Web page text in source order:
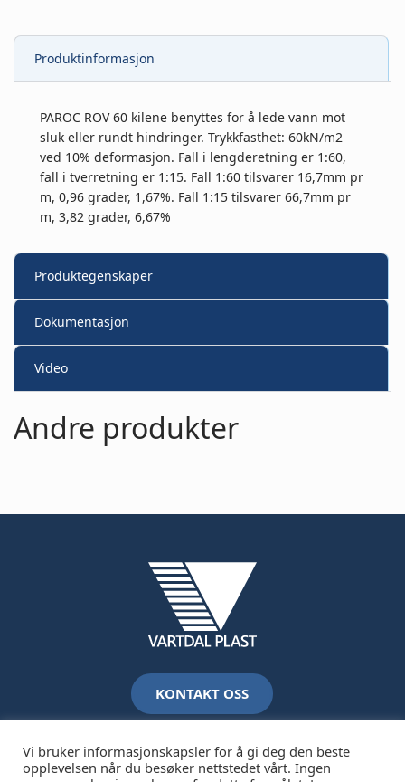
Produktinformasjon
PAROC ROV 60 kilene benyttes for å lede vann mot
sluk eller rundt hindringer. Trykkfasthet: 60kN/m2
ved 10% deformasjon. Fall i lengderetning er 1:60,
fall i tverretning er 1:15. Fall 1:60 tilsvarer 16,7mm pr
m, 0,96 grader, 1,67%. Fall 1:15 tilsvarer 66,7mm pr
m, 3,82 grader, 6,67%
Produktegenskaper
Dokumentasjon
Video
Andre produkter
KONTAKT OSS
Vi bruker informasjonskapsler for å gi deg den beste
opplevelsen når du besøker nettstedet vårt. Ingen